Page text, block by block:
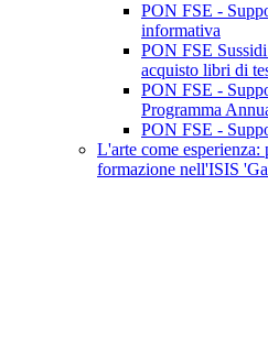
PON FSE -
informativa
PON FSE
acquisto libri di
PON FSE -
Programma
PON FSE -
L'arte come
formazione nell'ISIS